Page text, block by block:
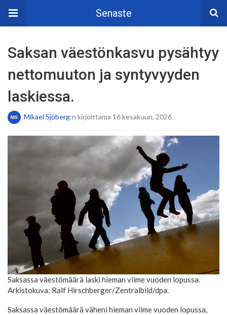
Senaste
Saksan väestönkasvu pysähtyy
nettomuuton ja syntyvyyden
laskiessa.
Mikael Sjöberg:n kirjoittama 16 kesäkuun, 2026
Saksassa väestömäärä laski hieman viime vuoden lopussa.
Arkistokuva: Ralf Hirschberger/Zentralbild/dpa.
Saksassa väestömäärä väheni hieman viime vuoden lopussa,